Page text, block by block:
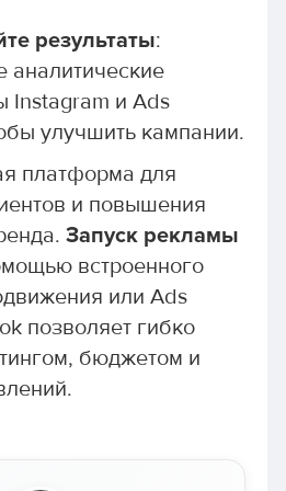
результаты:
аналитические
Instagram и Ads
улучшить кампании.
платформа для
и повышения
Запуск рекламы
встроенного
или Ads
позволяет гибко
бюджетом и